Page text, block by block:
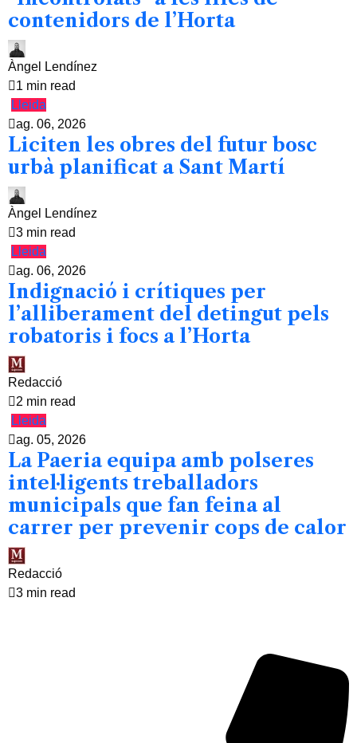
contenidors de l’Horta
Àngel Lendínez
1 min read
Lleida
ag. 06, 2026
Liciten les obres del futur bosc
urbà planificat a Sant Martí
Àngel Lendínez
3 min read
Lleida
ag. 06, 2026
Indignació i crítiques per
l’alliberament del detingut pels
robatoris i focs a l’Horta
Redacció
2 min read
Lleida
ag. 05, 2026
La Paeria equipa amb polseres
intel·ligents treballadors
municipals que fan feina al
carrer per prevenir cops de calor
Redacció
3 min read